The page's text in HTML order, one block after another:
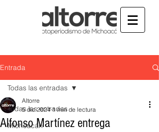
Entrada
Todas las entradas
Michoacán
Todas las entradas
Alfonso Martínez entrega
Altorre
5 dic 2024 1 min de lectura